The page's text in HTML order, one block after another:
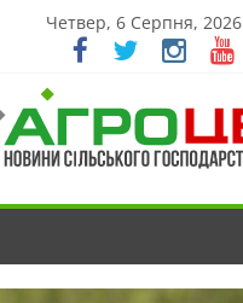
Четвер, 6 Серпня, 2026